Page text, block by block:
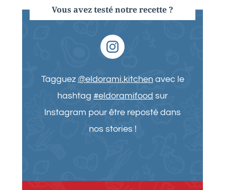
Vous avez testé notre recette ?
Tagguez @eldorami.kitchenavec le
hashtag #eldoramifood sur
Instagram pour être reposté dans
nos stories !